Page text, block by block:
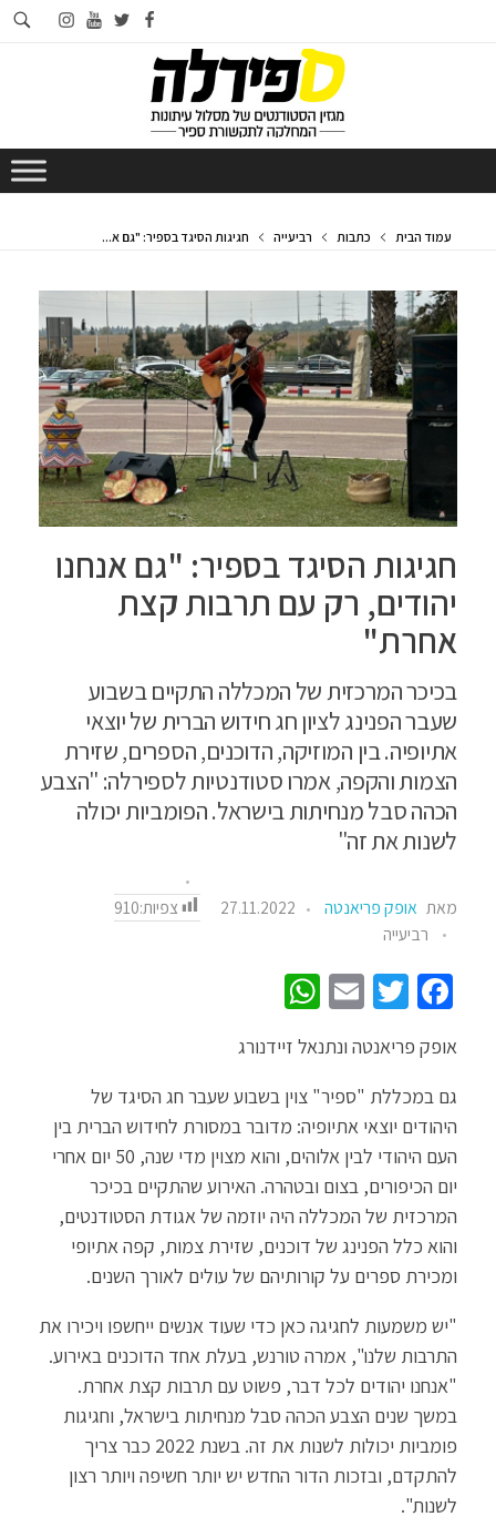
facebook
twitter
youtube
instagram
עמוד הבית כתבות רביעייה חגיגות הסיגד בספיר: "גם א...
חגיגות הסיגד בספיר: "גם אנחנו
יהודים, רק עם תרבות קצת
אחרת"
בכיכר המרכזית של המכללה התקיים בשבוע
שעבר הפנינג לציון חג חידוש הברית של יוצאי
אתיופיה. בין המוזיקה, הדוכנים, הספרים, שזירת
הצמות והקפה, אמרו סטודנטיות לספירלה: "הצבע
הכהה סבל מנחיתות בישראל. הפומביות יכולה
לשנות את זה"
מאת אופק פריאנטה 27.11.2022 צפיות:910
רביעייה
Fa
b
o
o
k
T
tt
er
E
m
ail
at
sA
p
p
אופק פריאנטה ונתנאל זיידנורג
גם במכללת "ספיר" צוין בשבוע שעבר חג הסיגד של
היהודים יוצאי אתיופיה: מדובר במסורת לחידוש הברית בין
העם היהודי לבין אלוהים, והוא מצוין מדי שנה, 50 יום אחרי
יום הכיפורים, בצום ובטהרה. האירוע שהתקיים בכיכר
המרכזית של המכללה היה יוזמה של אגודת הסטודנטים,
והוא כלל הפנינג של דוכנים, שזירת צמות, קפה אתיופי
ומכירת ספרים על קורותיהם של עולים לאורך השנים.
"יש משמעות לחגיגה כאן כדי שעוד אנשים ייחשפו ויכירו את
התרבות שלנו", אמרה טורנש, בעלת אחד הדוכנים באירוע.
"אנחנו יהודים לכל דבר, פשוט עם תרבות קצת אחרת.
במשך שנים הצבע הכהה סבל מנחיתות בישראל, וחגיגות
פומביות יכולות לשנות את זה. בשנת 2022 כבר צריך
להתקדם, ובזכות הדור החדש יש יותר חשיפה ויותר רצון
לשנות".